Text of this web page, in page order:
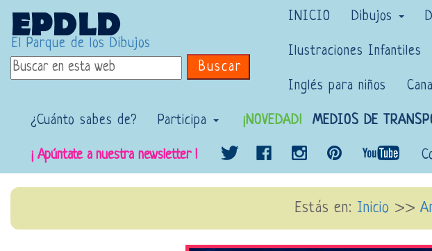
El Parque de los Dibujos
Buscar
INICIO Dibujos
Ilustraciones Infantiles
Inglés para niños
¿Cuánto sabes de? Participa ¡NOVEDAD! MEDIOS DE
¡ Apúntate a nuestra newsletter !
Estás en: Inicio >>